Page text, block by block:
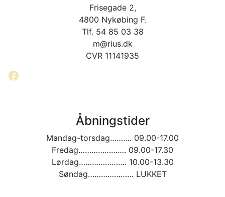
Frisegade 2,
4800 Nykøbing F.
Tlf. 54 85 03 38
m@rius.dk
CVR 11141935
Facebook
Åbningstider
Mandag-torsdag………. 09.00-17.00
Fredag…………………. 09.00-17.30
Lørdag…………………. 10.00-13.30
Søndag………………… LUKKET